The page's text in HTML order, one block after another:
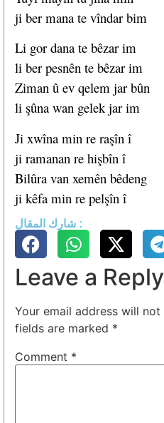
ji ber mana te vîndar bim
Li gor dana te bêzar im
li ber pesnên te bêzar im
Ziman û ev qelem jar bûn
li şûna wan gelek jar im
Ji xwîna min re raşîn î
ji ramanan re hişbîn î
Bilûra van xemên bêdeng
ji kêfa min re pelşîn î
شارك المقال :
Leave a Reply
Your email address will not
fields are marked *
Comment *